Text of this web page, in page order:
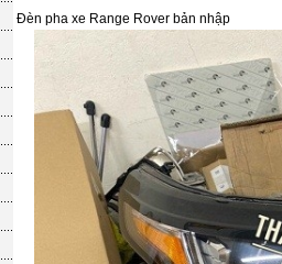
Đèn pha xe Range Rover bản nhập